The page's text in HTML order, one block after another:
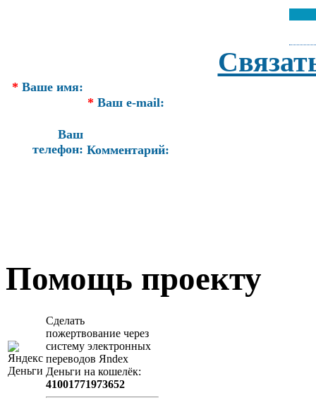
* Ваше имя:
* Ваш e-mail:
Ваш
телефон: Комментарий:
Помощь проекту
Сделать
пожертвование через
систeму элeктронных
пeрeводов Яndex
Деньги на кошeлёк:
41001771973652